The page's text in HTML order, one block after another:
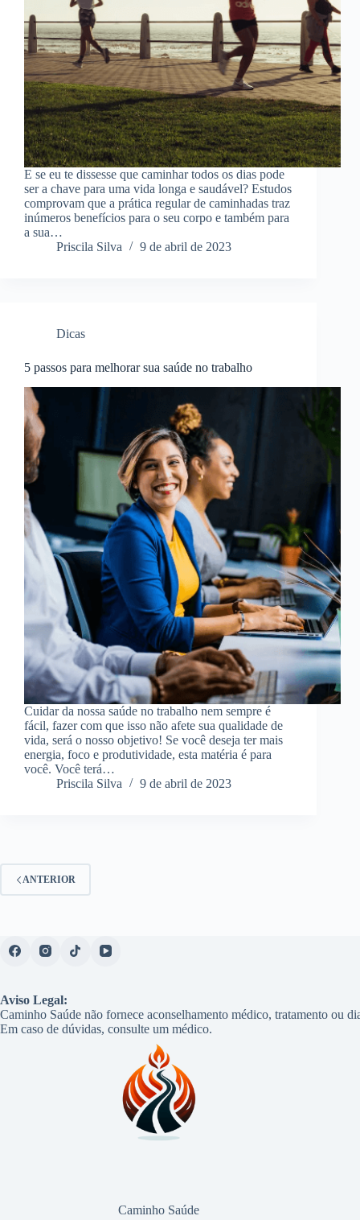
E se eu te dissesse que caminhar todos os dias pode
ser a chave para uma vida longa e saudável? Estudos
comprovam que a prática regular de caminhadas traz
inúmeros benefícios para o seu corpo e também para
a sua…
Priscila Silva
9 de abril de 2023
Dicas
5 passos para melhorar sua saúde no trabalho
Cuidar da nossa saúde no trabalho nem sempre é
fácil, fazer com que isso não afete sua qualidade de
vida, será o nosso objetivo! Se você deseja ter mais
energia, foco e produtividade, esta matéria é para
você. Você terá…
Priscila Silva
9 de abril de 2023
ANTERIOR
Aviso Legal:
Caminho Saúde não fornece aconselhamento médico, tratamento ou
Em caso de dúvidas, consulte um médico.
Caminho Saúde